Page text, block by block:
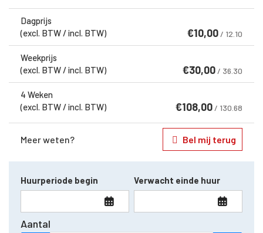
Dagprijs
(excl. BTW / incl. BTW)
€10,00 / 12.10
Weekprijs
(excl. BTW / incl. BTW)
€30,00 / 36.30
4 Weken
(excl. BTW / incl. BTW)
€108,00 / 130.68
Meer weten? Bel mij terug
Huurperiode begin Verwacht einde huur
Aantal